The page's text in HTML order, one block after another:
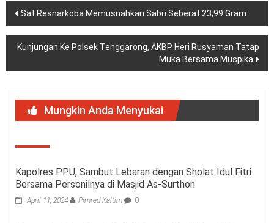
Navigasi
pos
Sat Resnarkoba Memusnahkan Sabu Seberat 23,99 Gram
Kunjungan Ke Polsek Tenggarong, AKBP Heri Rusyaman Tatap
Muka Bersama Muspika
Mungkin Anda Menyukai
Kapolres PPU, Sambut Lebaran dengan Sholat Idul Fitri
Bersama Personilnya di Masjid As-Surthon
April 11, 2024 Pimred Kaltim 0